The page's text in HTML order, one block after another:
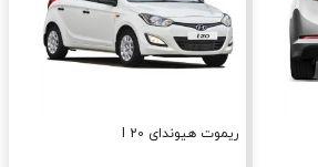
ریموت هیوندای I 20